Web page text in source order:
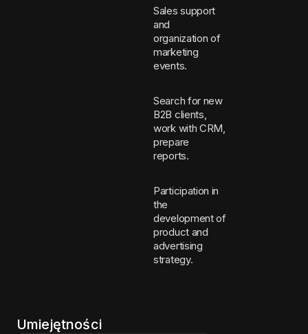
Sales support
and
organization of
marketing
events.
Search for new
B2B clients,
work with CRM,
prepare
reports.
Participation in
the
development of
product and
advertising
strategy.
Umiejętności